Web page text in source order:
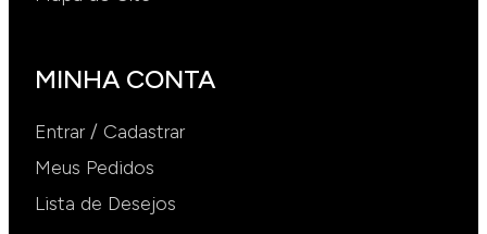
MINHA CONTA
Entrar / Cadastrar
Meus Pedidos
Lista de Desejos